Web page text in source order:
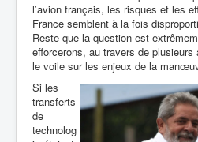
l’avion français, les risques et les
France semblent à la fois
Reste que la question est
efforcerons, au travers de
le voile sur les enjeux de la
Si les
transferts
de
technolog